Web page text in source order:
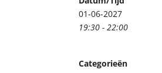
01-06-2027
19:30 - 22:00
Categorieën